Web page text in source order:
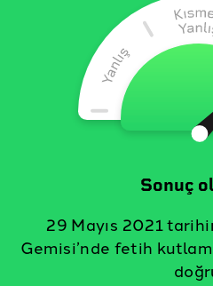
Sonuç
29 Mayıs 2021
Gemisi’nde fetih